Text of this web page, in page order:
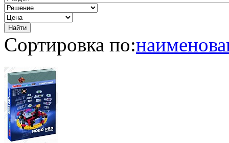
Сортировка по: